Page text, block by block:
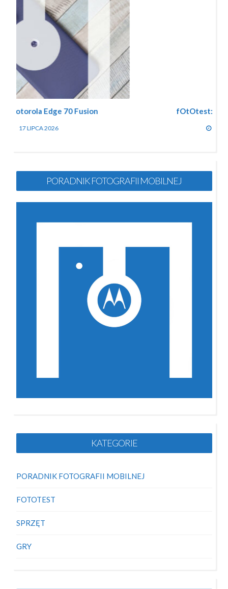
fOtOtest: OPPO Find X9 Ultra
PORADNIK FOTOGRAFII MOBILNEJ
KATEGORIE
PORADNIK FOTOGRAFII MOBILNEJ
FOTOTEST
SPRZĘT
GRY